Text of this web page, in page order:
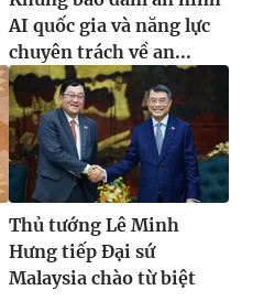
AI quốc gia và năng lực
chuyên trách về an...
Thủ tướng Lê Minh
Hưng tiếp Đại sứ
Malaysia chào từ biệt